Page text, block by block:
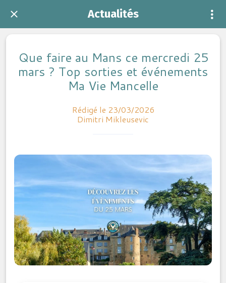
Actualités
Que faire au Mans ce mercredi 25
mars ? Top sorties et événements
Ma Vie Mancelle
Rédigé le 23/03/2026
Dimitri Mikleusevic